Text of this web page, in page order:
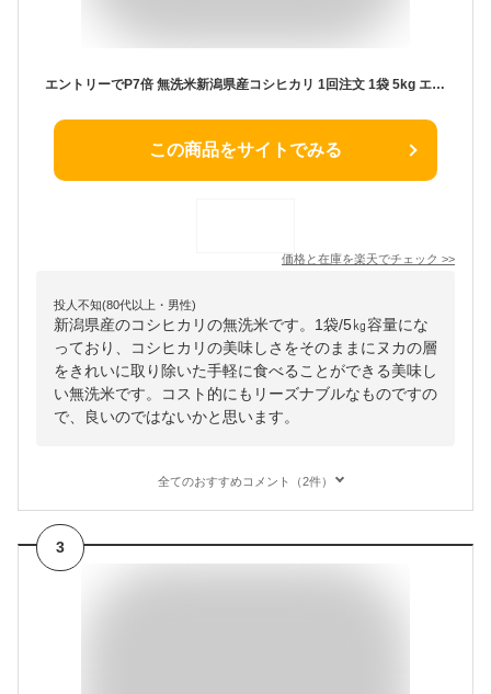
エントリーでP7倍 無洗米新潟県産コシヒカリ 1回注文 1袋 5kg エントリーでポイント7倍（9月11日01：59迄）
この商品をサイトでみる
価格と在庫を楽天でチェック >>
投人不知(80代以上・男性)
新潟県産のコシヒカリの無洗米です。1袋/5㎏容量にな
っており、コシヒカリの美味しさをそのままにヌカの層
をきれいに取り除いた手軽に食べることができる美味し
い無洗米です。コスト的にもリーズナブルなものですの
で、良いのではないかと思います。
全てのおすすめコメント（2件）
3